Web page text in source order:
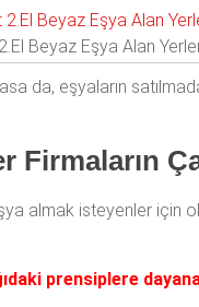
Beyaz Eşya Alan
da, eşyaların
Firmaların
almak isteyenler için
prensiplere